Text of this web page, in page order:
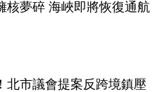
核夢碎 海峽即將恢復通航
北市議會提案反跨境鎮壓